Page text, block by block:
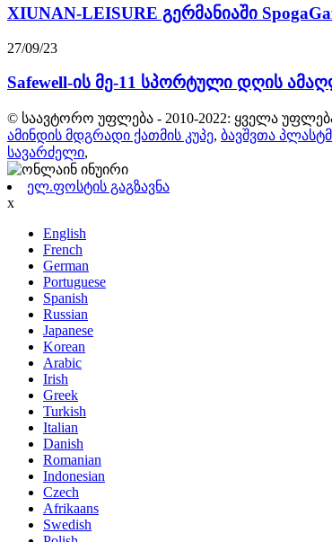
XIUNAN-LEISURE გერმანიაში
27/09/23
Safewell-ის მე-11 სპორტული დღის
© საავტორო უფლება - 2010-2022: ყველა
ამინდის მდგრადი ქათმის კუპე, ბავშვთა
სავარძელი,
ელ.ფოსტის გაგზავნა
x
English
French
German
Portuguese
Spanish
Russian
Japanese
Korean
Arabic
Irish
Greek
Turkish
Italian
Danish
Romanian
Indonesian
Czech
Afrikaans
Swedish